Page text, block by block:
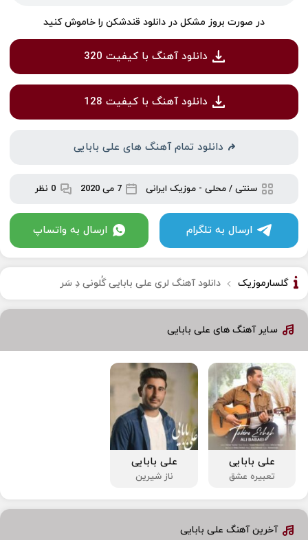
در صورت بروز مشکل در دانلود قندشکن را خاموش کنید
دانلود آهنگ با کیفیت 320
دانلود آهنگ با کیفیت 128
دانلود تمام آهنگ های علی بابایی
سنتی / محلی- موزیک ایرانی 7 می 2020 0 نظر
ارسال به تلگرام ارسال به واتساپ
گلسارموزیک دانلود آهنگ لری علی بابایی گُلونی دِ سَر
سایر آهنگ های علی بابایی
علی بابایی
تعبیره عشق
علی بابایی
ناز شیرین
آخرین آهنگ علی بابایی